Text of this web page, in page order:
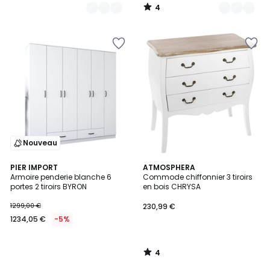
4
/
Nouveau
PIER IMPORT
Armoire penderie blanche 6
portes 2 tiroirs BYRON
1299,00 €
1234,05 € -5%
ATMOSPHERA
Commode chiffonnier 3 tiroirs
en bois CHRYSA
230,99 €
4
/
5
4
/